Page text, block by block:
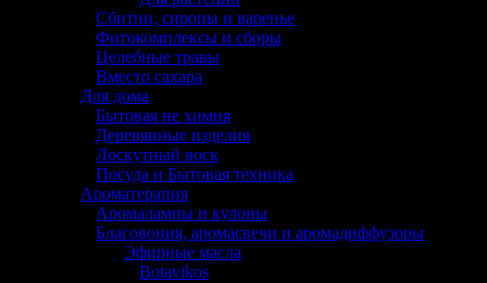
Сбитни, сиропы и варенье
Фитокомплексы и сборы
Целебные травы
Вместо сахара
Для дома
Бытовая не химия
Деревянные изделия
Лоскутный воск
Посуда и Бытовая техника
Ароматерапия
Аромалампы и кулоны
Благовония, аромасвечи и аромадиффузоры
Эфирные масла
Botavikos